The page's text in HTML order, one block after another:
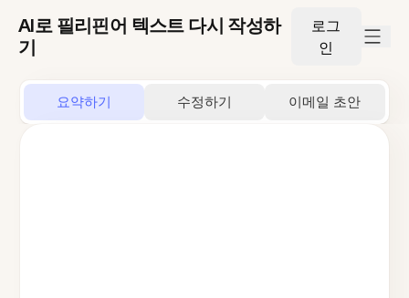
AI로 필리핀어 텍스트 다시 작성하
기
로그
인
요약하기 수정하기 이메일 초안